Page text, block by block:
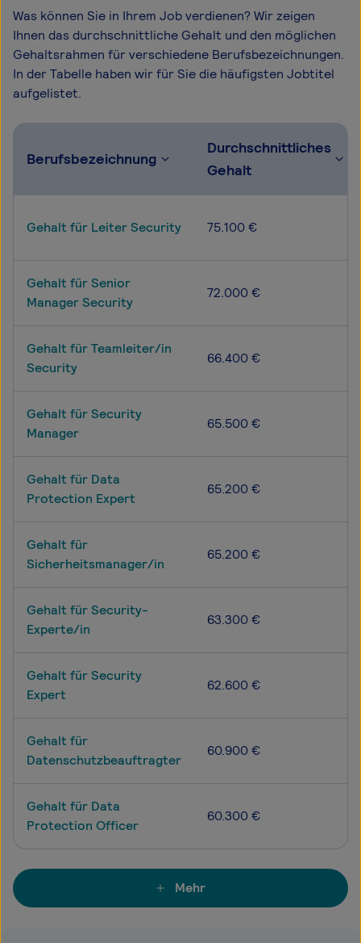
Was können Sie in Ihrem Job verdienen? Wir zeigen
Ihnen das durchschnittliche Gehalt und den möglichen
Gehaltsrahmen für verschiedene Berufsbezeichnungen.
In der Tabelle haben wir für Sie die häufigsten Jobtitel
aufgelistet.
Berufsbezeichnung
Durchschnittliches
Gehalt
Gehalt für Leiter Security 75.100 €
Gehalt für Senior
Manager Security
72.000 €
Gehalt für Teamleiter/in
Security
66.400 €
Gehalt für Security
Manager
65.500 €
Gehalt für Data
Protection Expert
65.200 €
Gehalt für
Sicherheitsmanager/in
65.200 €
Gehalt für Security-
Experte/in
63.300 €
Gehalt für Security
Expert
62.600 €
Gehalt für
Datenschutzbeauftragter
60.900 €
Gehalt für Data
Protection Officer
60.300 €
Mehr